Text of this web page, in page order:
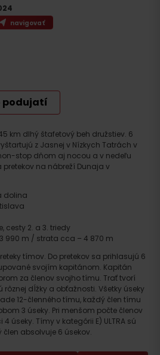
km dlhý štafetový beh družstiev. 6
z Jasnej v Nízkych Tatrách v
stop dňom aj nocou a v nedeľu
na nábreží Dunaja v
dolina
cesty 2. a 3. triedy
990 m / strata cca – 4 870 m
tímov. Do pretekov sa prihlasujú 6
svojím kapitánom. Kapitán
za členov svojho tímu. Trať tvorí
rôznej dĺžky a obťažnosti. Všetky úseky
12-členného tímu, každý člen tímu
3 úseky. Pri menšom počte členov
úseky. Tímy v kategórii E) ULTRA sú
člen absolvuje 6 úsekov.
navigovať
podujatí